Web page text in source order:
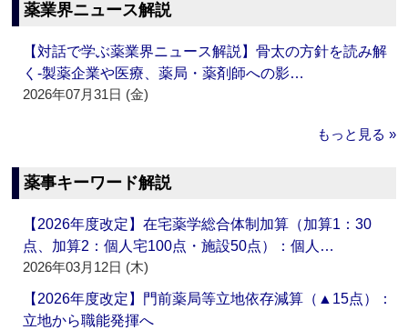
薬業界ニュース解説
【対話で学ぶ薬業界ニュース解説】骨太の方針を読み解
く‐製薬企業や医療、薬局・薬剤師への影…
2026年07月31日 (金)
もっと見る »
薬事キーワード解説
【2026年度改定】在宅薬学総合体制加算（加算1：30
点、加算2：個人宅100点・施設50点）：個人…
2026年03月12日 (木)
【2026年度改定】門前薬局等立地依存減算（▲15点）：
立地から職能発揮へ